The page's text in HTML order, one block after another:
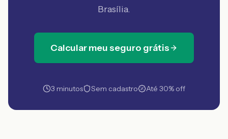
Brasília.
Calcular meu seguro grátis
3 minutos Sem cadastro Até 30% off